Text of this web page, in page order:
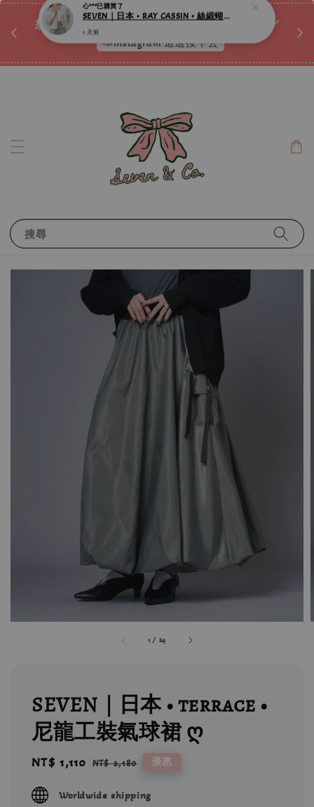
想訂製屬於自己的『水晶手鍊』嗎ꕀ♡ 私訊我們.ᐟ.ᐟ
📣Instagram 這邊按下去
搜尋
1 / 24
SEVEN｜日本 • terrace •
尼龍工裝氣球裙 ღ
Sale
NT$ 1,110 Regular
NT$ 2,180 優惠
Worldwide shipping